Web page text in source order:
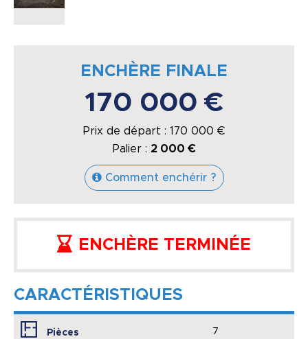
ENCHÈRE FINALE
170 000 €
Prix de départ : 170 000 €
Palier : 2 000 €
Comment enchérir ?
ENCHÈRE TERMINÉE
CARACTÉRISTIQUES
Pièces 7